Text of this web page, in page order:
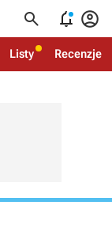
  
Listy Recenzje